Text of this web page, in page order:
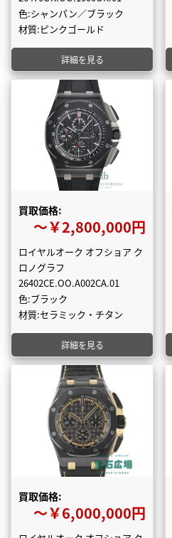
色:シャンパン／ブラック
材質:ピンクゴールド
詳細を見る
買取価格:
〜￥2,800,000円
ロイヤルオーク オフショア ク
ロノグラフ
26402CE.OO.A002CA.01
色:ブラック
材質:セラミック・チタン
詳細を見る
買取価格:
〜￥6,000,000円